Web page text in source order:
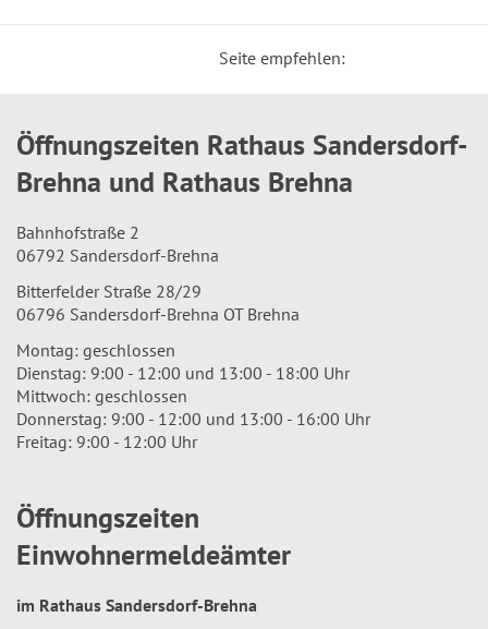
Seite empfehlen:
Öffnungszeiten Rathaus Sandersdorf-
Brehna und Rathaus Brehna
Bahnhofstraße 2
06792 Sandersdorf-Brehna
Bitterfelder Straße 28/29
06796 Sandersdorf-Brehna OT Brehna
Montag: geschlossen
Dienstag: 9:00 - 12:00 und 13:00 - 18:00 Uhr
Mittwoch: geschlossen
Donnerstag: 9:00 - 12:00 und 13:00 - 16:00 Uhr
Freitag: 9:00 - 12:00 Uhr
Öffnungszeiten
Einwohnermeldeämter
im Rathaus Sandersdorf-Brehna